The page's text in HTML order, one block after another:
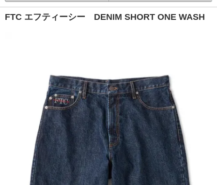
FTC エフティーシー DENIM SHORT ONE WASH